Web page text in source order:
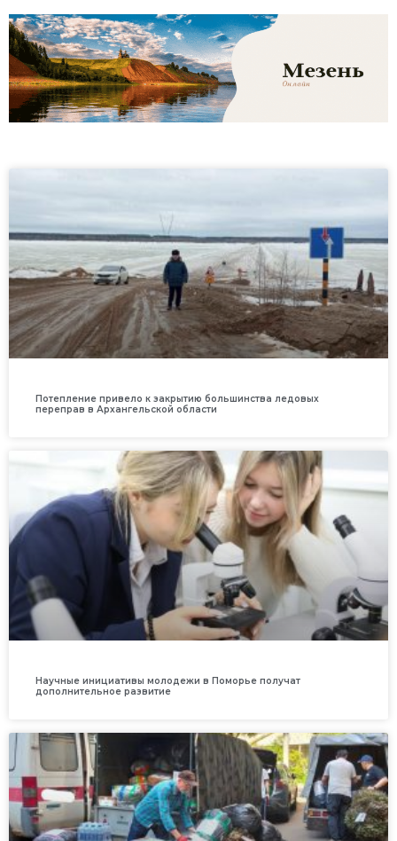
Потепление привело к закрытию большинства ледовых
переправ в Архангельской области
Научные инициативы молодежи в Поморье получат
дополнительное развитие